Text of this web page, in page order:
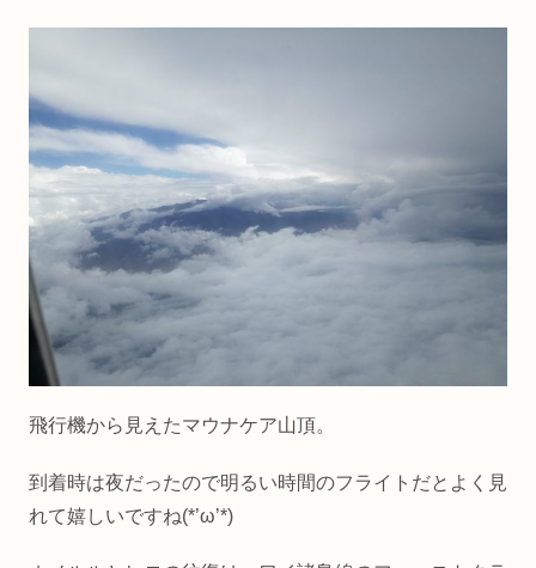
飛行機から見えたマウナケア山頂。
到着時は夜だったので明るい時間のフライトだとよく見
れて嬉しいですね(*’ω’*)